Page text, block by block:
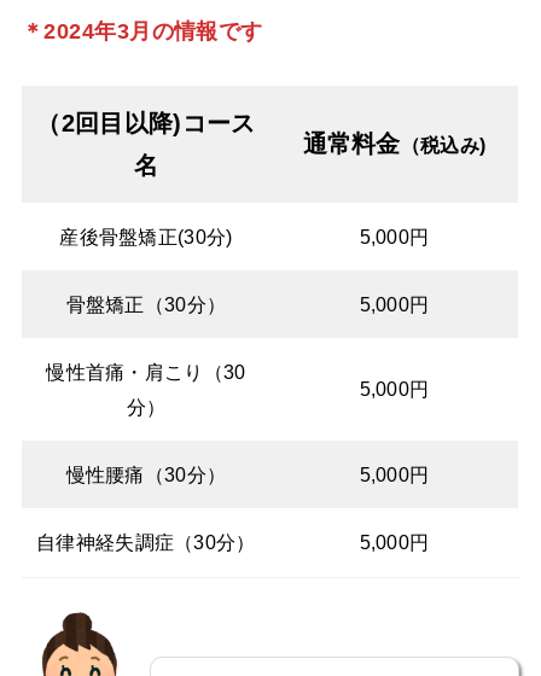
＊2024年3月の情報です
（2回目以降)コース
名
通常料金（税込み)
産後骨盤矯正(30分) 5,000円
骨盤矯正（30分） 5,000円
慢性首痛・肩こり（30
分）
5,000円
慢性腰痛（30分） 5,000円
自律神経失調症（30分） 5,000円